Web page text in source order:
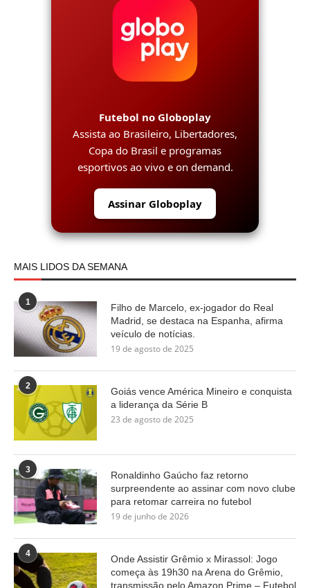
Futebol no Globoplay
Assista ao Brasileiro, Libertadores,
Copa do Brasil e programas
esportivos ao vivo e on demand.
Assinar Globoplay
MAIS LIDOS DA SEMANA
1
Filho de Marcelo, ex-jogador do Real
Madrid, se destaca na Espanha, afirma
veículo de notícias.
19 de agosto de 2025
2
Goiás vence América Mineiro e conquista
a liderança da Série B
23 de agosto de 2025
3
Ronaldinho Gaúcho faz retorno
surpreendente ao assinar com novo clube
para retomar carreira no futebol
19 de junho de 2026
4
Onde Assistir Grêmio x Mirassol: Jogo
começa às 19h30 na Arena do Grêmio,
transmissão pelo Amazon Prime – Futebol